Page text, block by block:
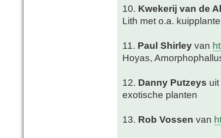
10. Kwekerij van de
Lith met o.a.
11. Paul Shirley van
Hoyas,
12. Danny Putzeys
exotische planten
13. Rob Vossen van